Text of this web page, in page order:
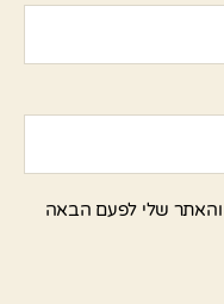
שלי לפעם הבאה